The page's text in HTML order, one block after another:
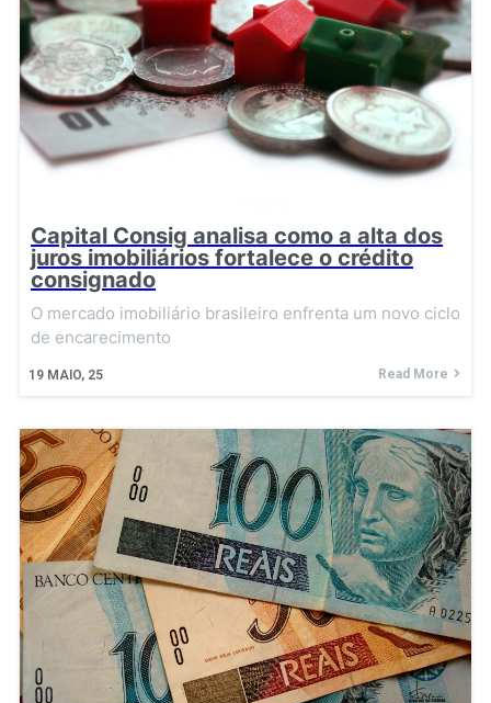
Capital Consig analisa como a alta dos
juros imobiliários fortalece o crédito
consignado
19 MAIO, 25
O mercado imobiliário brasileiro enfrenta um novo ciclo
de encarecimento
Read More